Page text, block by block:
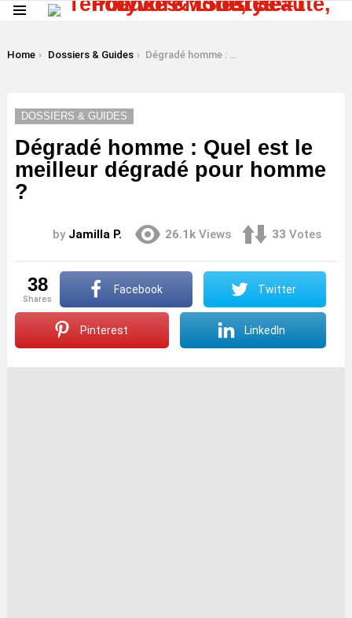
You are here:
Home Dossiers & Guides Dégradé homme : Quel est le meilleur dégradé pour homme ?
DOSSIERS & GUIDES
Dégradé homme : Quel est le
meilleur dégradé pour homme
?
by Jamilla P. 26.1k Views 33 Votes
38
shares
Facebook Twitter
Pinterest LinkedIn